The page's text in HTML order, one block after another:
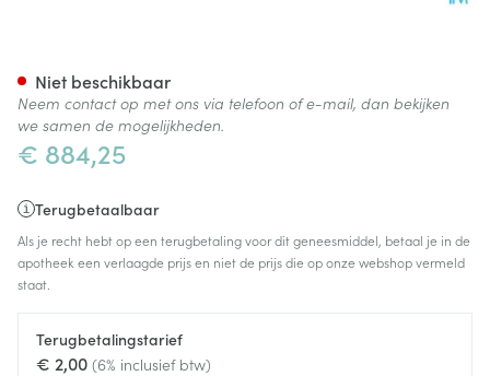
€ 884,25
Terugbetaalbaar
Als je recht hebt op een terugbetaling voor dit geneesmiddel, betaal je in de
apotheek een verlaagde prijs en niet de prijs die op onze webshop vermeld
staat.
Terugbetalingstarief
€ 2,00 (6% inclusief btw)
Niet beschikbaar
Neem contact op met ons via telefoon of e-mail, dan bekijken
we samen de mogelijkheden.